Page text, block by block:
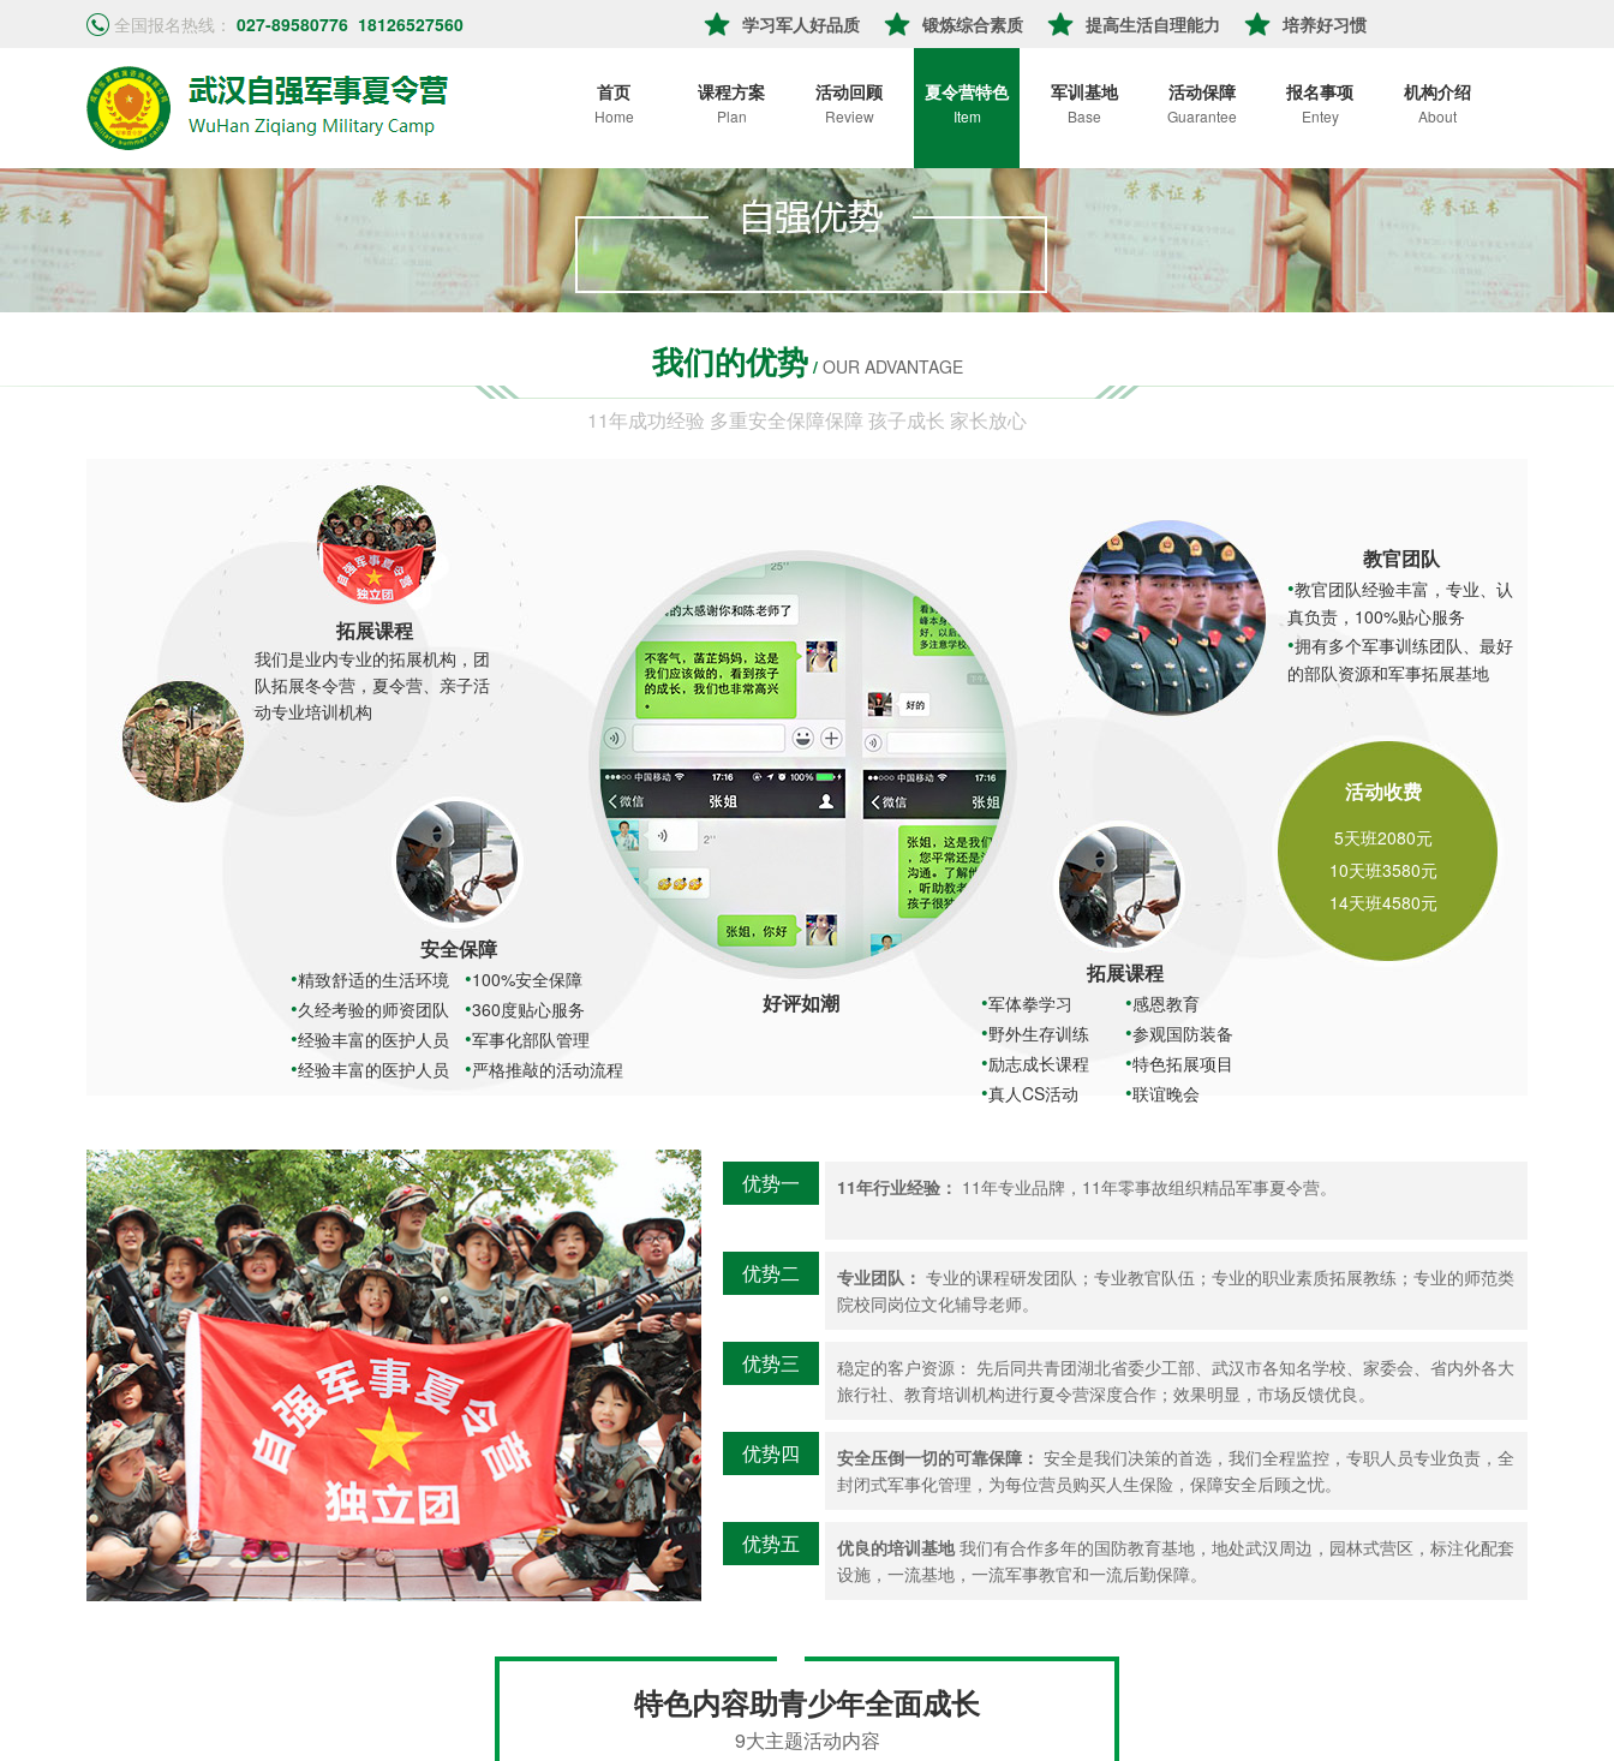
全国报名热线： 027-89580776 18126527560 学习军人好品质 锻炼综合素质 提高生活自理能力 培养好习惯
首页
Home
课程方案
Plan
活动回顾
Review
夏令营特色
Item
军训基地
Base
活动保障
Guarantee
报名事项
Entey
机构介绍
About
我们的优势 / OUR ADVANTAGE
11年成功经验 多重安全保障保障 孩子成长 家长放心
教官团队
教官团队经验丰富，专业、认
真负责，100%贴心服务
拥有多个军事训练团队、最好
的部队资源和军事拓展基地
拓展课程
军体拳学习
感恩教育
野外生存训练
参观国防装备
励志成长课程
特色拓展项目
真人CS活动
联谊晚会
安全保障
精致舒适的生活环境
100%安全保障
久经考验的师资团队
360度贴心服务
经验丰富的医护人员
军事化部队管理
经验丰富的医护人员
严格推敲的活动流程
拓展课程
我们是业内专业的拓展机构，团
队拓展冬令营，夏令营、亲子活
动专业培训机构
活动收费
5天班2080元
10天班3580元
14天班4580元
好评如潮
优势一 11年行业经验： 11年专业品牌，11年零事故组织精品军事夏令营。
优势二 专业团队： 专业的课程研发团队；专业教官队伍；专业的职业素质拓展教练；专业的师范类
院校同岗位文化辅导老师。
优势三 稳定的客户资源： 先后同共青团湖北省委少工部、武汉市各知名学校、家委会、省内外各大
旅行社、教育培训机构进行夏令营深度合作；效果明显，市场反馈优良。
优势四 安全压倒一切的可靠保障： 安全是我们决策的首选，我们全程监控，专职人员专业负责，全
封闭式军事化管理，为每位营员购买人生保险，保障安全后顾之忧。
优势五 优良的培训基地我们有合作多年的国防教育基地，地处武汉周边，园林式营区，标注化配套
设施，一流基地，一流军事教官和一流后勤保障。
特色内容助青少年全面成长
9大主题活动内容